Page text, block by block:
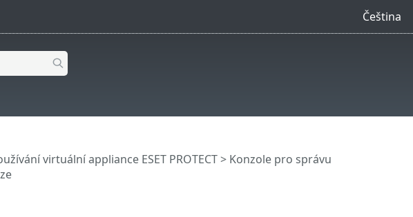
Čeština
virtuální appliance ESET PROTECT> Konzole pro správu